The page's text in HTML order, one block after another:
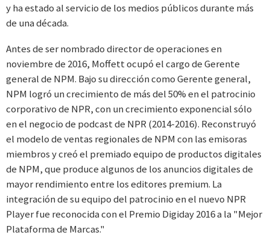
y ha estado al servicio de los medios públicos durante más
de una década.
Antes de ser nombrado director de operaciones en
noviembre de 2016, Moffett ocupó el cargo de Gerente
general de NPM. Bajo su dirección como Gerente general,
NPM logró un crecimiento de más del 50% en el patrocinio
corporativo de NPR, con un crecimiento exponencial sólo
en el negocio de podcast de NPR (2014-2016). Reconstruyó
el modelo de ventas regionales de NPM con las emisoras
miembros y creó el premiado equipo de productos digitales
de NPM, que produce algunos de los anuncios digitales de
mayor rendimiento entre los editores premium. La
integración de su equipo del patrocinio en el nuevo NPR
Player fue reconocida con el Premio Digiday 2016 a la "Mejor
Plataforma de Marcas."